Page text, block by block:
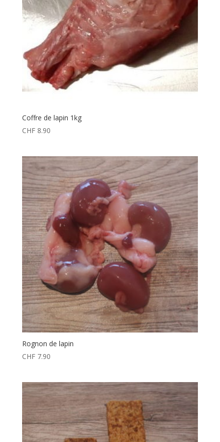
Coffre de lapin 1kg
CHF8.90
Rognon de lapin
CHF7.90